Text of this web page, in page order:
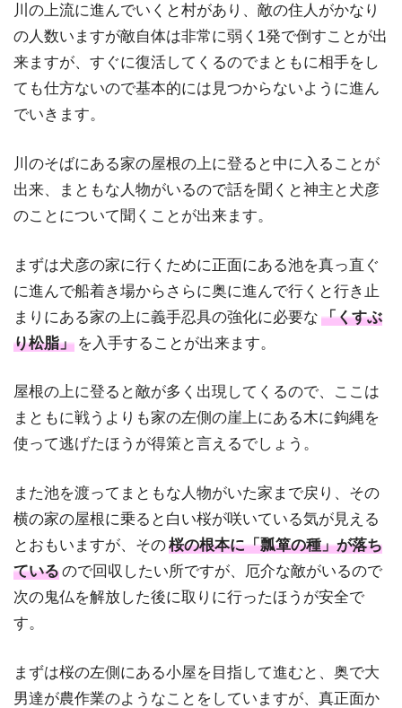
川の上流に進んでいくと村があり、敵の住人がかなり
の人数いますが敵自体は非常に弱く1発で倒すことが出
来ますが、すぐに復活してくるのでまともに相手をし
ても仕方ないので基本的には見つからないように進ん
でいきます。
川のそばにある家の屋根の上に登ると中に入ることが
出来、まともな人物がいるので話を聞くと神主と犬彦
のことについて聞くことが出来ます。
まずは犬彦の家に行くために正面にある池を真っ直ぐ
に進んで船着き場からさらに奥に進んで行くと行き止
まりにある家の上に義手忍具の強化に必要な 「くすぶ
り松脂」 を入手することが出来ます。
屋根の上に登ると敵が多く出現してくるので、ここは
まともに戦うよりも家の左側の崖上にある木に鉤縄を
使って逃げたほうが得策と言えるでしょう。
また池を渡ってまともな人物がいた家まで戻り、その
横の家の屋根に乗ると白い桜が咲いている気が見える
とおもいますが、その桜の根本に「瓢箪の種」が落ち
ているので回収したい所ですが、厄介な敵がいるので
次の鬼仏を解放した後に取りに行ったほうが安全で
す。
まずは桜の左側にある小屋を目指して進むと、奥で大
男達が農作業のようなことをしていますが、真正面か